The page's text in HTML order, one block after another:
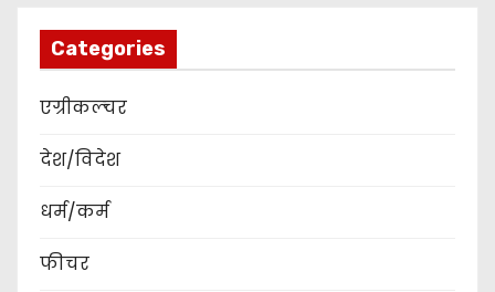
Categories
एग्रीकल्चर
देश/विदेश
धर्म/कर्म
फीचर